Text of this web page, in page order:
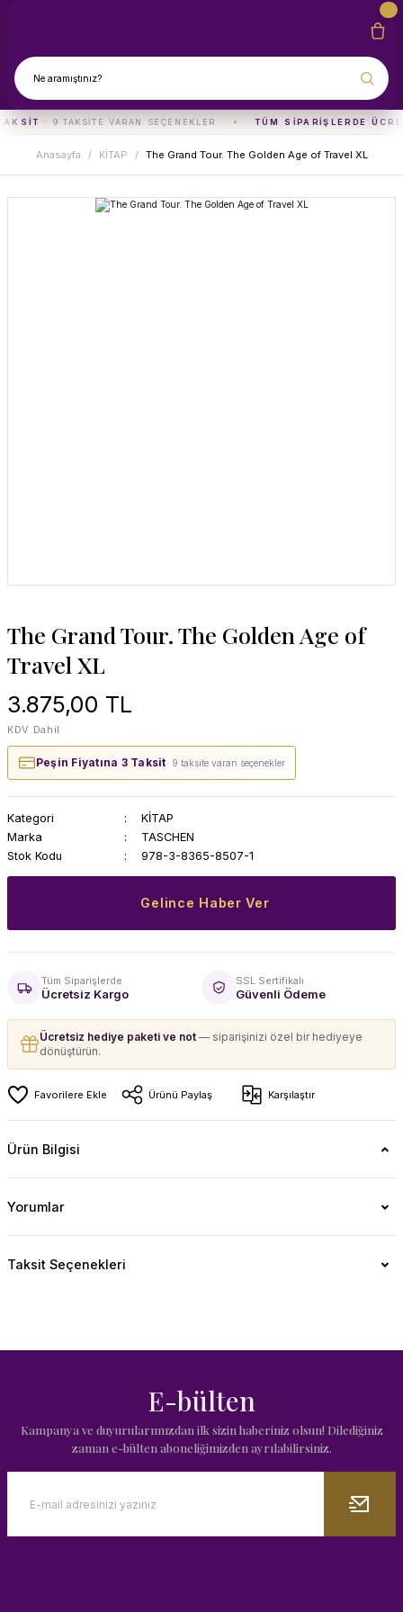
· 9 TAKSITE VARAN SEÇENEKLER TÜM SIPARIŞLERDE
Anasayfa KİTAP The Grand Tour. The Golden Age of Travel XL
The Grand Tour. The Golden Age of
Travel XL
3.875,00 TL
KDV Dahil
Peşin Fiyatına 3 Taksit· 9 taksite varan seçenekler
Kategori
KİTAP
Marka
TASCHEN
Stok Kodu
978-3-8365-8507-1
Gelince Haber Ver
Tüm Siparişlerde
Ücretsiz Kargo
SSL Sertifikalı
Güvenli Ödeme
Ücretsiz hediye paketi ve not — siparişinizi özel bir hediyeye
dönüştürün.
Ürünü Paylaş Karşılaştır
Ürün Bilgisi
Yorumlar
Taksit Seçenekleri
E-bülten
Kampanya ve duyurularımızdan ilk sizin haberiniz olsun! Dilediğiniz
zaman e-bülten aboneliğimizden ayrılabilirsiniz.